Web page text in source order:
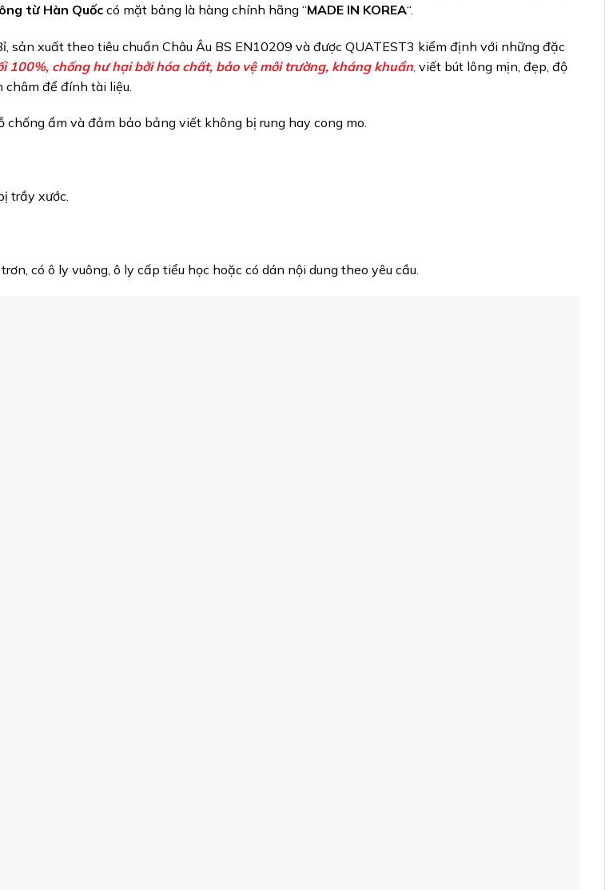
từ Hàn Quốc có mặt bảng là hàng chính hãng “MADE IN KOREA“.
sản xuất theo tiêu chuẩn Châu Âu BS EN10209 và được QUATEST3 kiểm định với những đặc
chống hư hại bởi hóa chất, bảo vệ môi trường, kháng khuẩn viết bút lông mịn, đẹp, độ
để đính tài liệu.
ẩm và đảm bảo bảng viết không bị rung hay cong mo.
trầy xước.
có ô ly vuông, ô ly cấp tiểu học hoặc có dán nội dung theo yêu cầu.